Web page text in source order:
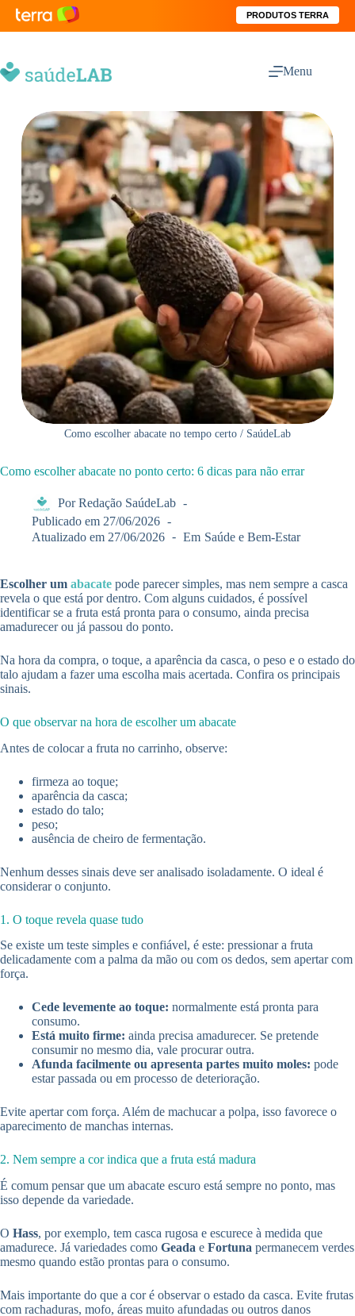
PRODUTOS TERRA
Menu
Como escolher abacate no tempo certo / SaúdeLab
Como escolher abacate no ponto certo: 6 dicas para não errar
Por Redação SaúdeLab
Publicado em 27/06/2026
Atualizado em 27/06/2026 Em Saúde e Bem-Estar
Escolher um abacate pode parecer simples, mas nem sempre a casca
revela o que está por dentro. Com alguns cuidados, é possível
identificar se a fruta está pronta para o consumo, ainda precisa
amadurecer ou já passou do ponto.
Na hora da compra, o toque, a aparência da casca, o peso e o estado do
talo ajudam a fazer uma escolha mais acertada. Confira os principais
sinais.
O que observar na hora de escolher um abacate
Antes de colocar a fruta no carrinho, observe:
firmeza ao toque;
aparência da casca;
estado do talo;
peso;
ausência de cheiro de fermentação.
Nenhum desses sinais deve ser analisado isoladamente. O ideal é
considerar o conjunto.
1. O toque revela quase tudo
Se existe um teste simples e confiável, é este: pressionar a fruta
delicadamente com a palma da mão ou com os dedos, sem apertar com
força.
Cede levemente ao toque: normalmente está pronta para
consumo.
Está muito firme: ainda precisa amadurecer. Se pretende
consumir no mesmo dia, vale procurar outra.
Afunda facilmente ou apresenta partes muito moles: pode
estar passada ou em processo de deterioração.
Evite apertar com força. Além de machucar a polpa, isso favorece o
aparecimento de manchas internas.
2. Nem sempre a cor indica que a fruta está madura
É comum pensar que um abacate escuro está sempre no ponto, mas
isso depende da variedade.
O Hass, por exemplo, tem casca rugosa e escurece à medida que
amadurece. Já variedades como Geada e Fortuna permanecem verdes
mesmo quando estão prontas para o consumo.
Mais importante do que a cor é observar o estado da casca. Evite frutas
com rachaduras, mofo, áreas muito afundadas ou outros danos